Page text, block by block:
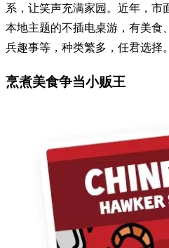
系，让笑声充满家园。近年，市
本地主题的不插电桌游，有美食
兵趣事等，种类繁多，任君选择。
烹煮美食争当小贩王